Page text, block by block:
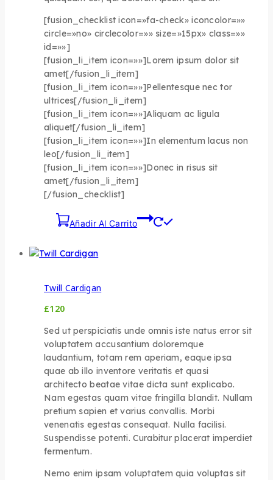
[fusion_checklist icon=»fa-check» iconcolor=»»
circle=»no» circlecolor=»» size=»15px» class=»»
id=»»]
[fusion_li_item icon=»»]Lorem ipsum dolor sit
amet[/fusion_li_item]
[fusion_li_item icon=»»]Pellentesque nec tor
ultrices[/fusion_li_item]
[fusion_li_item icon=»»]Aliquam ac ligula
aliquet[/fusion_li_item]
[fusion_li_item icon=»»]In elementum lacus non
leo[/fusion_li_item]
[fusion_li_item icon=»»]Donec in risus sit
amet[/fusion_li_item]
[/fusion_checklist]
Añadir Al Carrito
Twill Cardigan
£120
Sed ut perspiciatis unde omnis iste natus error sit
voluptatem accusantium doloremque
laudantium, totam rem aperiam, eaque ipsa
quae ab illo inventore veritatis et quasi
architecto beatae vitae dicta sunt explicabo.
Nam egestas quam vitae fringilla blandit. Nullam
pretium sapien et varius convallis. Morbi
venenatis egestas consequat. Nulla facilisi.
Suspendisse potenti. Curabitur placerat imperdiet
fermentum.
Nemo enim ipsam voluptatem quia voluptas sit